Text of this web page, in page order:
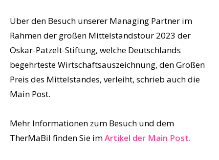
Über den Besuch unserer Managing Partner im
Rahmen der großen Mittelstandstour 2023 der
Oskar-Patzelt-Stiftung, welche Deutschlands
begehrteste Wirtschaftsauszeichnung, den Großen
Preis des Mittelstandes, verleiht, schrieb auch die
Main Post.
Mehr Informationen zum Besuch und dem
TherMaBil finden Sie imArtikel der Main Post.